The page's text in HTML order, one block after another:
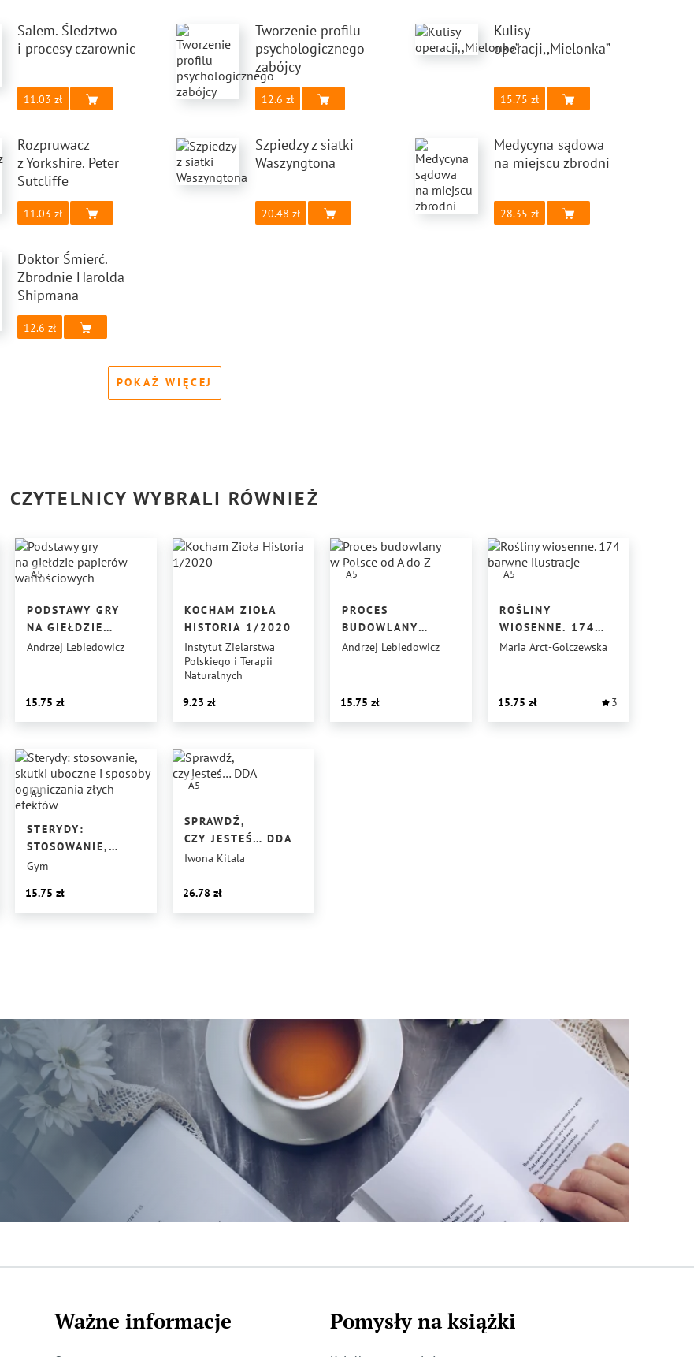
Salem. Śledztwo
i procesy czarownic
11.03
Tworzenie profilu
psychologicznego
zabójcy
12.6
Kulisy
operacji,,Mielonka”
15.75
Rozpruwacz
z Yorkshire. Peter
Sutcliffe
11.03
Szpiedzy z siatki
Waszyngtona
20.48
Medycyna sądowa
na miejscu zbrodni
28.35
Doktor Śmierć.
Zbrodnie Harolda
Shipmana
12.6
POKAŻ WIĘCEJ
CZYTELNICY WYBRALI RÓWNIEŻ
A5
PODSTAWY GRY
NA GIEŁDZIE
PAPIERÓW
Andrzej Lebiedowicz
15.75
KOCHAM ZIOŁA
HISTORIA 1/2020
Instytut Zielarstwa
Polskiego i Terapii
Naturalnych
9.23
A5
PROCES
BUDOWLANY
W POLSCE
Andrzej Lebiedowicz
15.75
A5
ROŚLINY
WIOSENNE. 174
BARWNE
Maria Arct-Golczewska
15.75 3
A5
STERYDY:
STOSOWANIE,
SKUTKI UBOCZNE
OGRANICZANIA
ZŁYCH EFEKTÓW
Gym
15.75
A5
SPRAWDŹ,
CZY JESTEŚ… DDA
Iwona Kitala
26.78
Ważne informacje Pomysły na książki